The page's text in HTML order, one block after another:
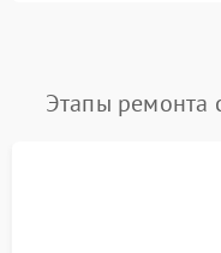
Этапы ремонта